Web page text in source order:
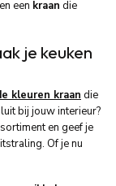
een kraan die
je keuken
kleuren kraan die
bij jouw interieur?
en geef je
Of je nu